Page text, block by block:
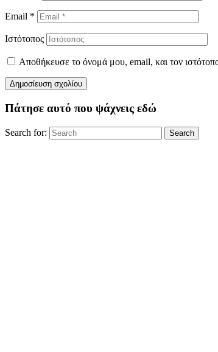
Email *
Ιστότοπος
Αποθήκευσε το όνομά μου, email, και τον
Πάτησε αυτό που ψάχνεις εδώ
Search for: Search